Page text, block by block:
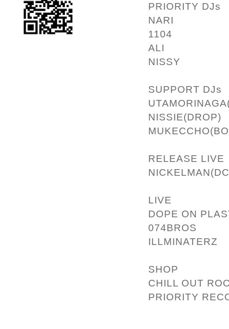
PRIORITY DJs
NARI
1104
ALI
NISSY
SUPPORT DJs
NISSIE(DROP)
RELEASE LIVE
LIVE
DOPE ON
074BROS
ILLMINATERZ
SHOP
CHILL OUT
PRIORITY